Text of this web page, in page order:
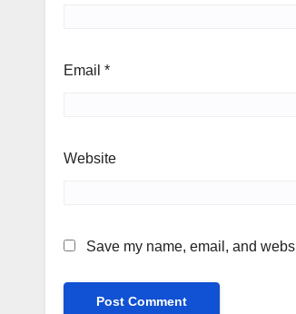
Email *
Website
Save my name, email, and